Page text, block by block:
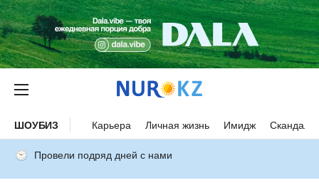
ШОУБИЗ Карьера Личная жизнь Имидж Скандалы
Провели подряд дней с нами